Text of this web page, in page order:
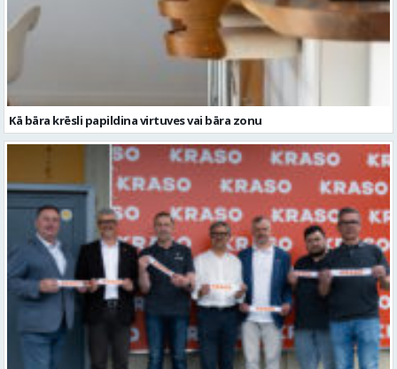
Kā bāra krēsli papildina virtuves vai bāra zonu
KRASO stiprina klātbūtni Latvijas reģionos un atklāj jaunu veikalu
Valmierā